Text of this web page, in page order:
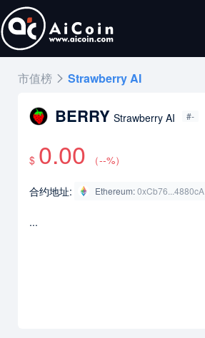
市值榜 Strawberry AI
BERRY Strawberry AI #-
$ 0.00 （--%）
合约地址: Ethereum:0xCb76...4880cA
...